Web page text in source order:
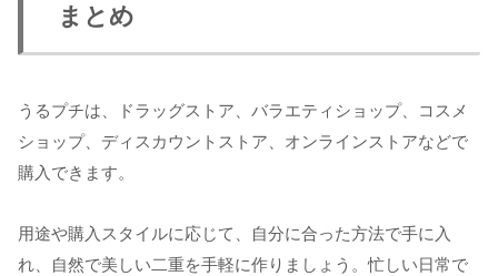
まとめ
うるプチは、ドラッグストア、バラエティショップ、コスメ
ショップ、ディスカウントストア、オンラインストアなどで
購入できます。
用途や購入スタイルに応じて、自分に合った方法で手に入
れ、自然で美しい二重を手軽に作りましょう。忙しい日常で